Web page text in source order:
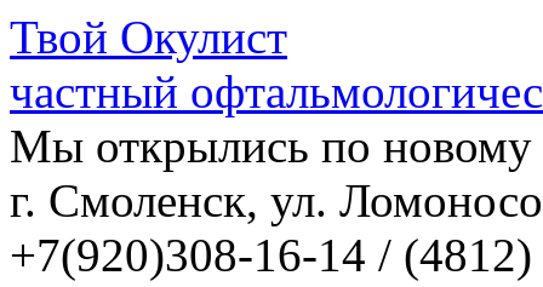
Твой Окулист
частный
Мы открылись по новому
г. Смоленск, ул.
+7(920)308-16-14 /